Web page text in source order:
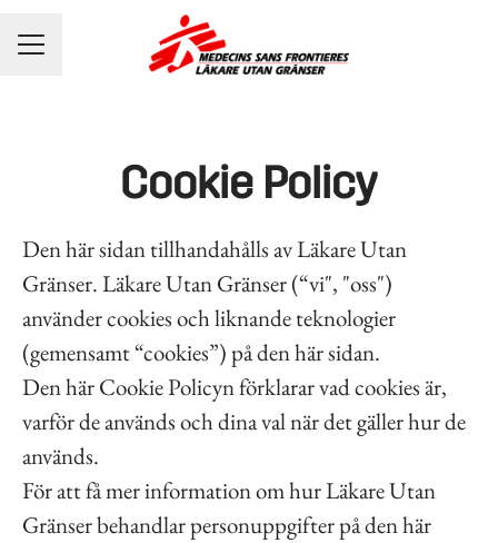
KARRIÄRMENY
Cookie Policy
Den här sidan tillhandahålls av Läkare Utan
Gränser. Läkare Utan Gränser (“vi", "oss")
använder cookies och liknande teknologier
(gemensamt “cookies”) på den här sidan.
Den här Cookie Policyn förklarar vad cookies är,
varför de används och dina val när det gäller hur de
används.
För att få mer information om hur Läkare Utan
Gränser behandlar personuppgifter på den här